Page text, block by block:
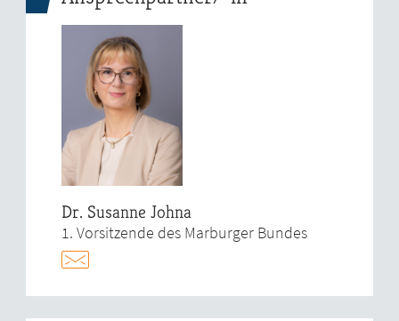
Dr. Susanne Johna
1. Vorsitzende des Marburger Bundes